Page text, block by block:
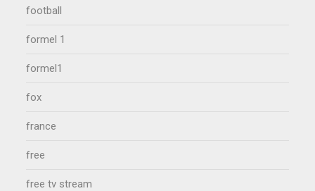
football
formel 1
formel1
fox
france
free
free tv stream